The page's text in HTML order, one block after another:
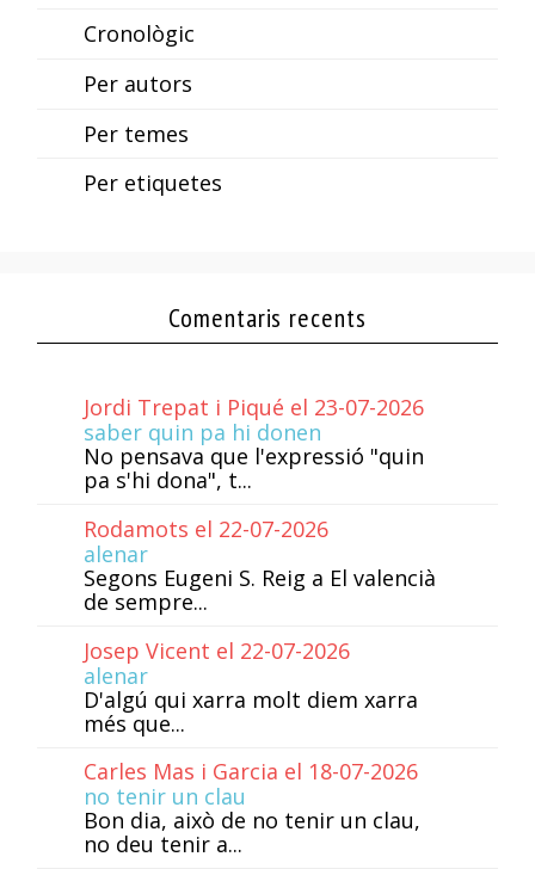
Cronològic
Per autors
Per temes
Per etiquetes
Comentaris recents
Jordi Trepat i Piqué el 23-07-2026
saber quin pa hi donen
No pensava que l'expressió "quin
pa s'hi dona", t...
Rodamots el 22-07-2026
alenar
Segons Eugeni S. Reig a El valencià
de sempre...
Josep Vicent el 22-07-2026
alenar
D'algú qui xarra molt diem xarra
més que...
Carles Mas i Garcia el 18-07-2026
no tenir un clau
Bon dia, això de no tenir un clau,
no deu tenir a...